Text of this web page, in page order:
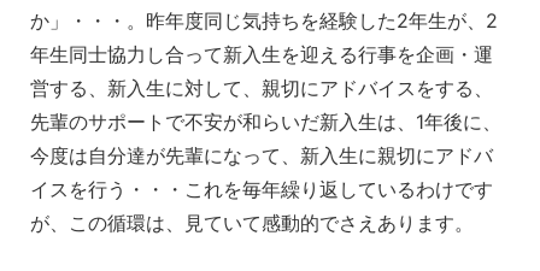
か」・・・。昨年度同じ気持ちを経験した2年生が、2
年生同士協力し合って新入生を迎える行事を企画・運
営する、新入生に対して、親切にアドバイスをする、
先輩のサポートで不安が和らいだ新入生は、1年後に、
今度は自分達が先輩になって、新入生に親切にアドバ
イスを行う・・・これを毎年繰り返しているわけです
が、この循環は、見ていて感動的でさえあります。